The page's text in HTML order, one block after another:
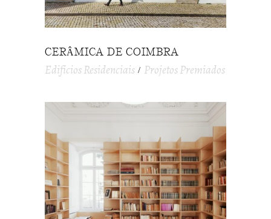
CERÂMICA DE COIMBRA
Edifícios Residenciais Projetos Premiados